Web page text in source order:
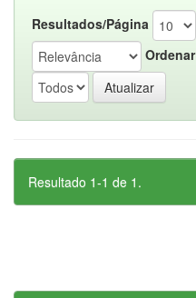
Resultados/Página
Ordenar
Resultado 1-1 de 1.